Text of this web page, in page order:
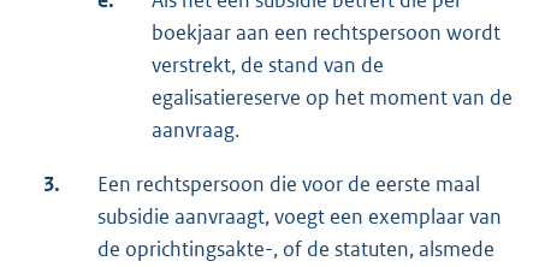
boekjaar aan een rechtspersoon wordt
verstrekt, de stand van de
egalisatiereserve op het moment van de
aanvraag.
3.
Een rechtspersoon die voor de eerste maal
subsidie aanvraagt, voegt een exemplaar van
de oprichtingsakte-, of de statuten, alsmede